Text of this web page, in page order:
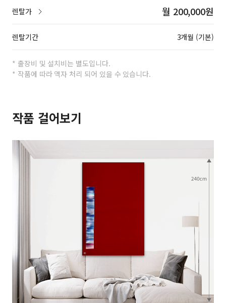
렌탈가 월 200,000원
렌탈기간 3개월 (기본)
* 출장비 및 설치비는 별도입니다.
* 작품에 따라 액자 처리 되어 있을 수 있습니다.
작품 걸어보기